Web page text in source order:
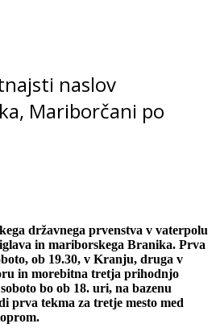
naslov
Mariborčani po
državnega prvenstva v vaterpolu
in mariborskega Branika. Prva
ob 19.30, v Kranju, druga v
in morebitna tretja prihodnjo
bo ob 18. uri, na bazenu
prva tekma za tretje mesto med